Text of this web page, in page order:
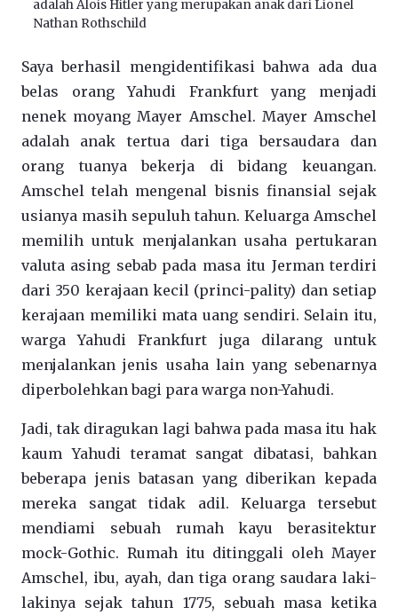
adalah Alois Hitler yang merupakan anak dari Lionel
Nathan Rothschild
Saya berhasil mengidentifikasi bahwa ada dua
belas orang Yahudi Frankfurt yang menjadi
nenek moyang Mayer Amschel. Mayer Amschel
adalah anak tertua dari tiga bersaudara dan
orang tuanya bekerja di bidang keuangan.
Amschel telah mengenal bisnis finansial sejak
usianya masih sepuluh tahun. Keluarga Amschel
memilih untuk menjalankan usaha pertukaran
valuta asing sebab pada masa itu Jerman terdiri
dari 350 kerajaan kecil (princi-pality) dan setiap
kerajaan memiliki mata uang sendiri. Selain itu,
warga Yahudi Frankfurt juga dilarang untuk
menjalankan jenis usaha lain yang sebenarnya
diperbolehkan bagi para warga non-Yahudi.
Jadi, tak diragukan lagi bahwa pada masa itu hak
kaum Yahudi teramat sangat dibatasi, bahkan
beberapa jenis batasan yang diberikan kepada
mereka sangat tidak adil. Keluarga tersebut
mendiami sebuah rumah kayu berasitektur
mock-Gothic. Rumah itu ditinggali oleh Mayer
Amschel, ibu, ayah, dan tiga orang saudara laki-
lakinya sejak tahun 1775, sebuah masa ketika